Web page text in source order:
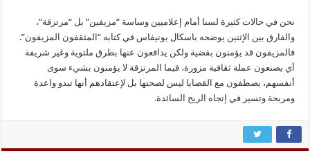
نحن في حالات كثيرة لسنا أمام إعلاميين وساسة “مزيفين” بل “مرتزقة”،
والفارق بين الإثنين يوضحه باسكال بونيفاس في كتابه “المثقفون المزيفون”.
فالمزيفون قد يؤمنون بقضية ولكن يدافعون عنها بطرق ملتوية وغير شريفة
أي يصنعون عملة ثقافية مزورة، فيما المرتزقة لا يؤمنون بشيء سوى
أنفسهم، يصطفون مع القضايا ليس لصحتها بل لإعتقادهم أنها تبدو واعدة
ومربحة وتسير في إتجاه الريح السائدة.